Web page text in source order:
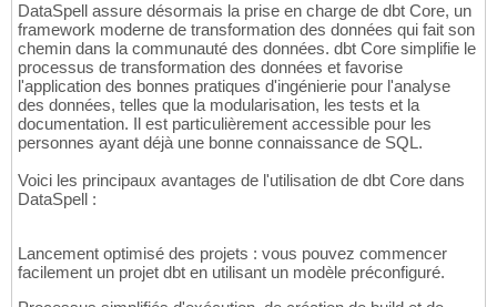
DataSpell assure désormais la prise en charge de dbt Core, un
framework moderne de transformation des données qui fait son
chemin dans la communauté des données. dbt Core simplifie le
processus de transformation des données et favorise
l'application des bonnes pratiques d'ingénierie pour l'analyse
des données, telles que la modularisation, les tests et la
documentation. Il est particulièrement accessible pour les
personnes ayant déjà une bonne connaissance de SQL.
Voici les principaux avantages de l'utilisation de dbt Core dans
DataSpell :
Lancement optimisé des projets : vous pouvez commencer
facilement un projet dbt en utilisant un modèle préconfiguré.